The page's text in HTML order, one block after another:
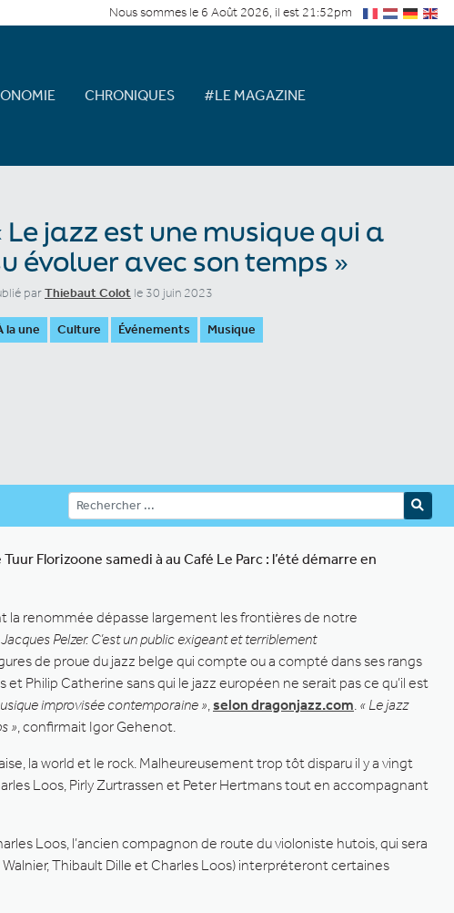
Nous sommes le 6 Août 2026, il est 21:52pm
CHRONIQUES #LE MAGAZINE
Le jazz est une musique qui a
évoluer avec son temps »
parThiebaut Colot le 30 juin 2023
la une Culture Événements Musique
Florizoone samedi à au Café Le Parc : l’été démarre en
la renommée dépasse largement les frontières de notre
Pelzer. C’est un public exigeant et terriblement
de proue du jazz belge qui compte ou a compté dans ses rangs
Philip Catherine sans qui le jazz européen ne serait pas ce qu’il est
improvisée contemporaine »,selon dragonjazz.com. « Le jazz
», confirmait Igor Gehenot.
la world et le rock. Malheureusement trop tôt disparu il y a vingt
Loos, Pirly Zurtrassen et Peter Hertmans tout en accompagnant
Loos, l’ancien compagnon de route du violoniste hutois, qui sera
Thibault Dille et Charles Loos) interpréteront certaines